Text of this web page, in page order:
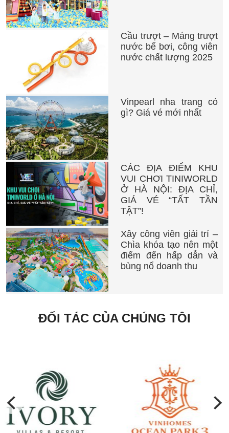
Cầu trượt – Máng trượt
nước bể bơi, công viên
nước chất lượng 2025
Vinpearl nha trang có
gì? Giá vé mới nhất
CÁC ĐỊA ĐIỂM KHU
VUI CHƠI TINIWORLD
Ở HÀ NỘI: ĐỊA CHỈ,
GIÁ VÉ “TẤT TẦN
TẬT”!
Xây công viên giải trí –
Chìa khóa tạo nên một
điểm đến hấp dẫn và
bùng nổ doanh thu
ĐỐI TÁC CỦA CHÚNG TÔI